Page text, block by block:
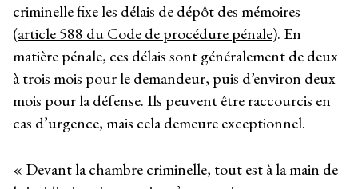
criminelle fixe les délais de dépôt des mémoires
(article 588 du Code de procédure pénale). En
matière pénale, ces délais sont généralement de deux
à trois mois pour le demandeur, puis d’environ deux
mois pour la défense. Ils peuvent être raccourcis en
cas d’urgence, mais cela demeure exceptionnel.
« Devant la chambre criminelle, tout est à la main de